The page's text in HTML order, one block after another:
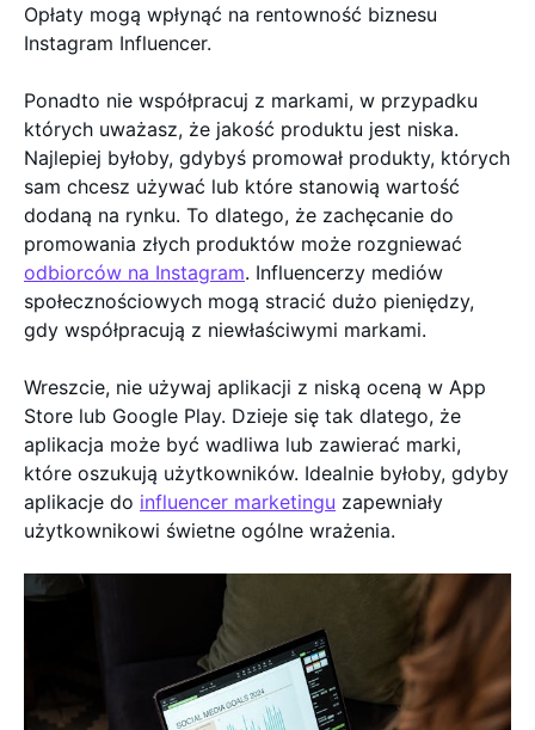
Opłaty mogą wpłynąć na rentowność biznesu
Instagram Influencer.
Ponadto nie współpracuj z markami, w przypadku
których uważasz, że jakość produktu jest niska.
Najlepiej byłoby, gdybyś promował produkty, których
sam chcesz używać lub które stanowią wartość
dodaną na rynku. To dlatego, że zachęcanie do
promowania złych produktów może rozgniewać
odbiorców na Instagram. Influencerzy mediów
społecznościowych mogą stracić dużo pieniędzy,
gdy współpracują z niewłaściwymi markami.
Wreszcie, nie używaj aplikacji z niską oceną w App
Store lub Google Play. Dzieje się tak dlatego, że
aplikacja może być wadliwa lub zawierać marki,
które oszukują użytkowników. Idealnie byłoby, gdyby
aplikacje do influencer marketingu zapewniały
użytkownikowi świetne ogólne wrażenia.